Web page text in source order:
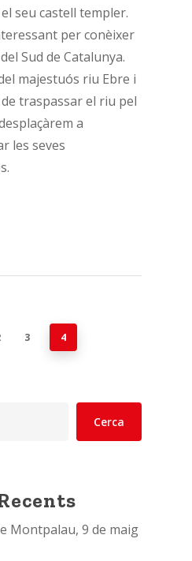
seu castell templer.
per conèixer
Sud de Catalunya.
majestuós riu Ebre i
traspassar el riu pel
a
les seves
3 4
Cerca
Montpalau, 9 de maig